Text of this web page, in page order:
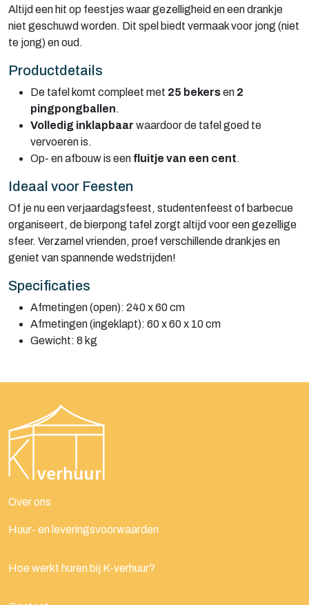
Altijd een hit op feestjes waar gezelligheid en een drankje
niet geschuwd worden. Dit spel biedt vermaak voor jong (niet
te jong) en oud.
Productdetails
De tafel komt compleet met 25 bekersen 2
pingpongballen.
Volledig inklapbaar waardoor de tafel goed te
vervoeren is.
Op- en afbouw is een fluitje van een cent.
Ideaal voor Feesten
Of je nu een verjaardagsfeest, studentenfeest of barbecue
organiseert, de bierpong tafel zorgt altijd voor een gezellige
sfeer. Verzamel vrienden, proef verschillende drankjes en
geniet van spannende wedstrijden!
Specificaties
Afmetingen (open): 240 x 60 cm
Afmetingen (ingeklapt): 60 x 60 x 10 cm
Gewicht: 8 kg
Over ons
Huur- en leveringsvoorwaarden
Hoe werkt huren bij K-verhuur?